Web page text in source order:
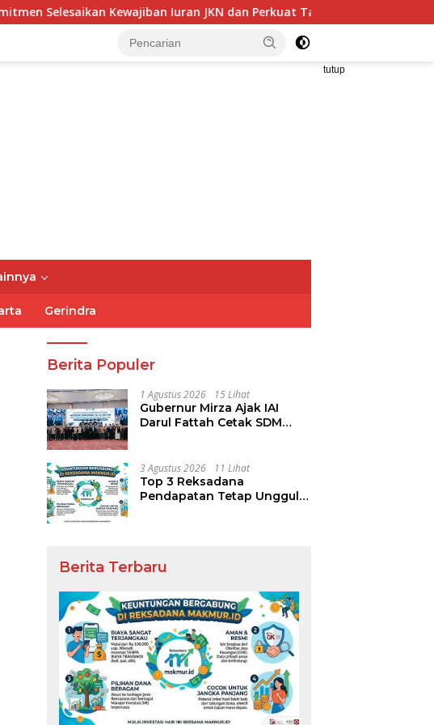
Kewajiban Iuran JKN dan Perkuat Tata Kelola Kepesertaan BPJS
tutup
Gerindra
Berita Populer
1 Agustus 2026 15 Lihat
Gubernur Mirza Ajak IAI
Darul Fattah Cetak SDM
3 Agustus 2026 11 Lihat
Top 3 Reksadana
Pendapatan Tetap Ungguli
Berita Terbaru